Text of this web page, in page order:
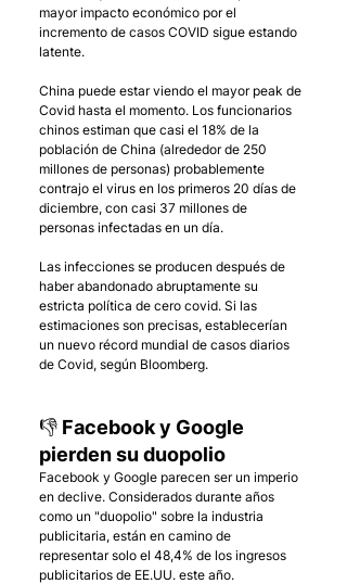
mayor impacto económico por el
incremento de casos COVID sigue estando
latente.
China puede estar viendo el mayor peak de
Covid hasta el momento. Los funcionarios
chinos estiman que casi el 18% de la
población de China (alrededor de 250
millones de personas) probablemente
contrajo el virus en los primeros 20 días de
diciembre, con casi 37 millones de
personas infectadas en un día.
Las infecciones se producen después de
haber abandonado abruptamente su
estricta política de cero covid. Si las
estimaciones son precisas, establecerían
un nuevo récord mundial de casos diarios
de Covid, según Bloomberg.
👎 Facebook y Google
pierden su duopolio
Facebook y Google parecen ser un imperio
en declive. Considerados durante años
como un "duopolio" sobre la industria
publicitaria, están en camino de
representar solo el 48,4% de los ingresos
publicitarios de EE.UU. este año.